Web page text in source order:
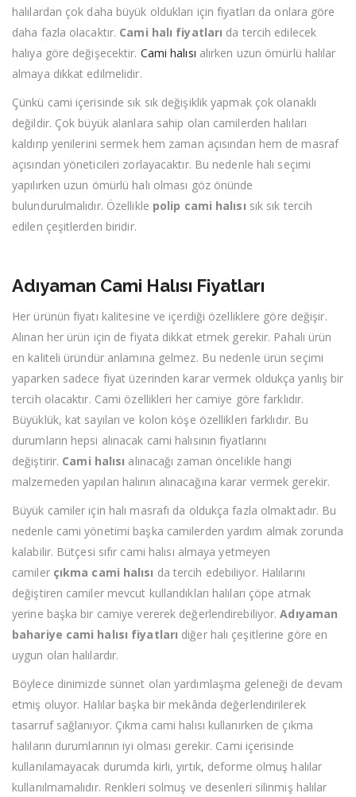
halılardan çok daha büyük oldukları için fiyatları da onlara göre
daha fazla olacaktır. Cami halı fiyatları da tercih edilecek
halıya göre değişecektir. Cami halısı alırken uzun ömürlü halılar
almaya dikkat edilmelidir.
Çünkü cami içerisinde sık sık değişiklik yapmak çok olanaklı
değildir. Çok büyük alanlara sahip olan camilerden halıları
kaldırıp yenilerini sermek hem zaman açısından hem de masraf
açısından yöneticileri zorlayacaktır. Bu nedenle halı seçimi
yapılırken uzun ömürlü halı olması göz önünde
bulundurulmalıdır. Özellikle polip cami halısı sık sık tercih
edilen çeşitlerden biridir.
Adıyaman Cami Halısı Fiyatları
Her ürünün fiyatı kalitesine ve içerdiği özelliklere göre değişir.
Alınan her ürün için de fiyata dikkat etmek gerekir. Pahalı ürün
en kaliteli üründür anlamına gelmez. Bu nedenle ürün seçimi
yaparken sadece fiyat üzerinden karar vermek oldukça yanlış bir
tercih olacaktır. Cami özellikleri her camiye göre farklıdır.
Büyüklük, kat sayıları ve kolon köşe özellikleri farklıdır. Bu
durumların hepsi alınacak cami halısının fiyatlarını
değiştirir. Cami halısı alınacağı zaman öncelikle hangi
malzemeden yapılan halının alınacağına karar vermek gerekir.
Büyük camiler için halı masrafı da oldukça fazla olmaktadır. Bu
nedenle cami yönetimi başka camilerden yardım almak zorunda
kalabilir. Bütçesi sıfır cami halısı almaya yetmeyen
camiler çıkma cami halısı da tercih edebiliyor. Halılarını
değiştiren camiler mevcut kullandıkları halıları çöpe atmak
yerine başka bir camiye vererek değerlendirebiliyor.Adıyaman
bahariye cami halısı fiyatları diğer halı çeşitlerine göre en
uygun olan halılardır.
Böylece dinimizde sünnet olan yardımlaşma geleneği de devam
etmiş oluyor. Halılar başka bir mekânda değerlendirilerek
tasarruf sağlanıyor. Çıkma cami halısı kullanırken de çıkma
halıların durumlarının iyi olması gerekir. Cami içerisinde
kullanılamayacak durumda kirli, yırtık, deforme olmuş halılar
kullanılmamalıdır. Renkleri solmuş ve desenleri silinmiş halılar